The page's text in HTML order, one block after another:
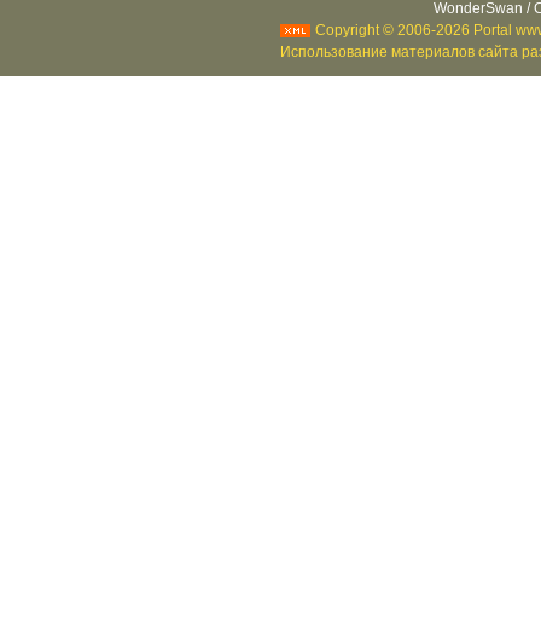
WonderSwan /
Copyright © 2006-2026 Portal
Использование материалов сайта